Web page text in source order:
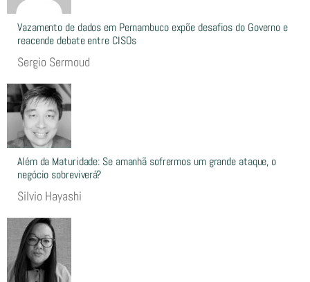
Vazamento de dados em Pernambuco expõe desafios do Governo e
reacende debate entre CISOs
Sergio Sermoud
Além da Maturidade: Se amanhã sofrermos um grande ataque, o
negócio sobreviverá?
Silvio Hayashi